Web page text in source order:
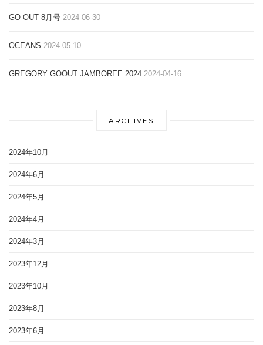
GO OUT 8月号 2024-06-30
OCEANS 2024-05-10
GREGORY GOOUT JAMBOREE 2024 2024-04-16
ARCHIVES
2024年10月
2024年6月
2024年5月
2024年4月
2024年3月
2023年12月
2023年10月
2023年8月
2023年6月